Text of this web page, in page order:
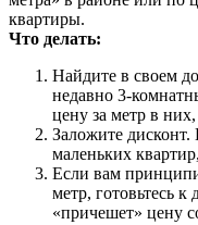
квартиры.
Что делать:
Найдите в своем
недавно 3-
цену за метр в
Заложите дисконт.
маленьких
Если вам
метр, готовьтесь
«причешет» цену